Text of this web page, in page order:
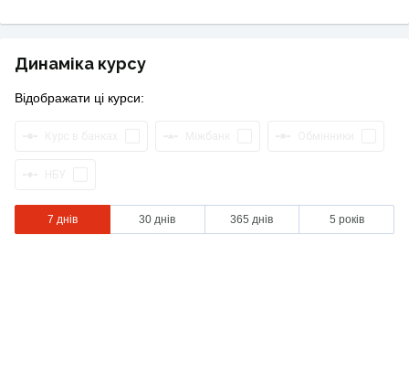
Динаміка курсу
Відображати ці курси:
7 днів 30 днів 365 днів 5 років